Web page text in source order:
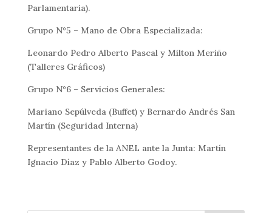
Parlamentaria).
Grupo N°5 – Mano de Obra Especializada:
Leonardo Pedro Alberto Pascal y Milton Meriño
(Talleres Gráficos)
Grupo N°6 – Servicios Generales:
Mariano Sepúlveda (Buffet) y Bernardo Andrés San
Martín (Seguridad Interna)
Representantes de la ANEL ante la Junta: Martín
Ignacio Díaz y Pablo Alberto Godoy.